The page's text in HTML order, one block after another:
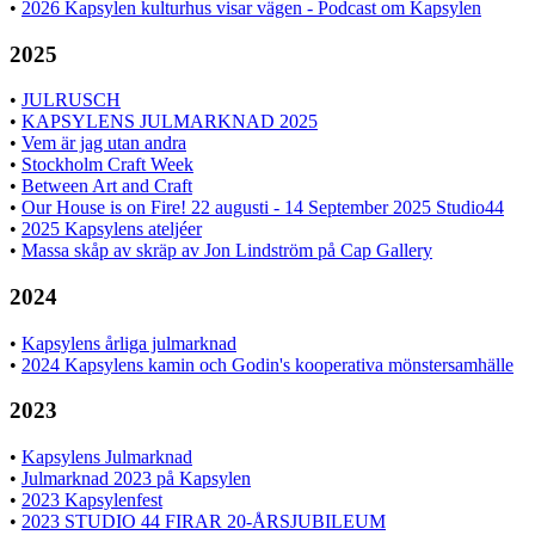
• 2026 Kapsylen kulturhus visar vägen - Podcast om Kapsylen
2025
• JULRUSCH
• KAPSYLENS JULMARKNAD 2025
• Vem är jag utan andra
• Stockholm Craft Week
• Between Art and Craft
• Our House is on Fire! 22 augusti - 14 September 2025 Studio44
• 2025 Kapsylens ateljéer
• Massa skåp av skräp av Jon Lindström på Cap Gallery
2024
• Kapsylens årliga julmarknad
• 2024 Kapsylens kamin och Godin's kooperativa mönstersamhälle
2023
• Kapsylens Julmarknad
• Julmarknad 2023 på Kapsylen
• 2023 Kapsylenfest
• 2023 STUDIO 44 FIRAR 20-ÅRSJUBILEUM